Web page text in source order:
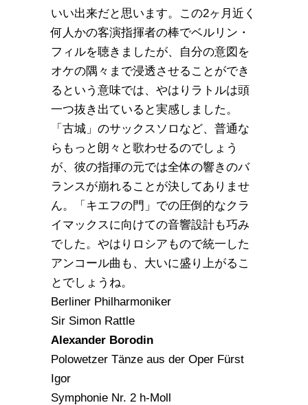
いい出来だと思います。この2ヶ月近く
何人かの客演指揮者の棒でベルリン・
フィルを聴きましたが、自分の意図を
オケの隅々まで浸透させることができ
るという意味では、やはりラトルは頭
一つ抜き出ていると実感しました。
「古城」のサックスソロなど、普通な
らもっと朗々と歌わせるのでしょう
が、彼の指揮の元では全体の響きのバ
ランスが崩れることが決してありませ
ん。「キエフの門」での圧倒的なクラ
イマックスに向けての音響設計も巧み
でした。やはりロシアもので統一した
アンコール曲も、大いに盛り上がるこ
とでしょうね。
Berliner Philharmoniker
Sir Simon Rattle
Alexander Borodin
Polowetzer Tänze aus der Oper Fürst
Igor
Symphonie Nr. 2 h-Moll